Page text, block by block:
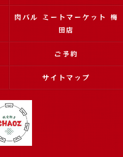
肉バル ミートマーケット 梅
田店
ご予約
サイトマップ